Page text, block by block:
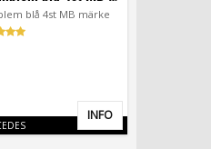
blå 4st MB märke
Lägg till i
INFO